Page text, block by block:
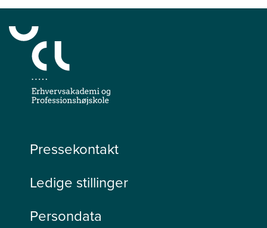
Pressekontakt
Ledige stillinger
Persondata